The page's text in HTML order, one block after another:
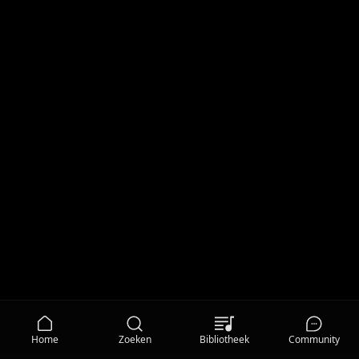
Home Zoeken Bibliotheek Community